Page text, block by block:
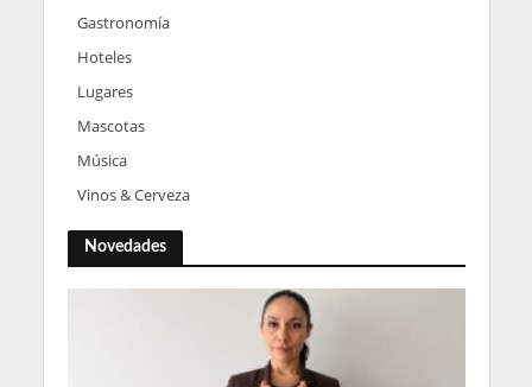
Gastronomía
Hoteles
Lugares
Mascotas
Música
Vinos & Cerveza
Novedades